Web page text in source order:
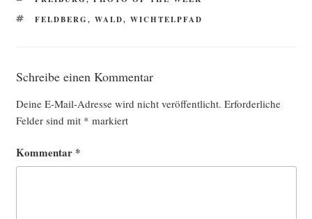
SCHLAGWÖRTER
FELDBERG, WALD, WICHTELPFAD
Schreibe einen Kommentar
Deine E-Mail-Adresse wird nicht veröffentlicht. Erforderliche
Felder sind mit * markiert
Kommentar *